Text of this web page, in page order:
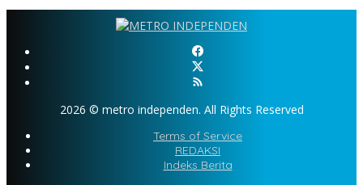
2026 © metro independen. All Rights Reserved
Terms of Service
REDAKSI
Indeks Berita